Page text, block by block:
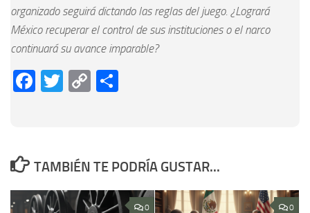
organizado seguirá dictando las reglas del juego. ¿Logrará
México recuperar el control de sus instituciones o el narco
continuará su avance imparable?
Facebook
Twitter
Copy
TAMBIÉN TE PODRÍA GUSTAR...
0 0